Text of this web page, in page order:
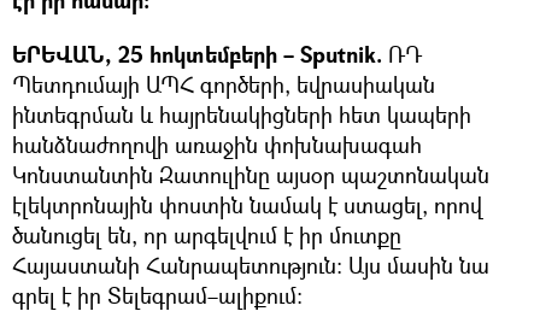
ԵՐԵՎԱՆ, 25 հոկտեմբերի – Sputnik. ՌԴ
Պետդումայի ԱՊՀ գործերի, եվրասիական
ինտեգրման և հայրենակիցների հետ կապերի
հանձնաժողովի առաջին փոխնախագահ
Կոնստանտին Զատուլինը այսօր պաշտոնական
էլեկտրոնային փոստին նամակ է ստացել, որով
ծանուցել են, որ արգելվում է իր մուտքը
Հայաստանի Հանրապետություն։ Այս մասին նա
գրել է իր Տելեգրամ–ալիքում։